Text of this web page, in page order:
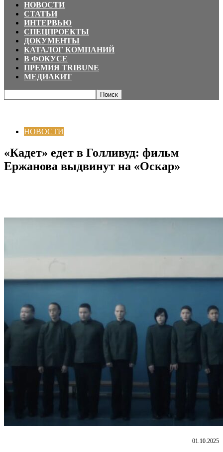
НОВОСТИ
СТАТЬИ
ИНТЕРВЬЮ
СПЕЦПРОЕКТЫ
ДОКУМЕНТЫ
КАТАЛОГ КОМПАНИЙ
В ФОКУСЕ
ПРЕМИЯ TRIBUNE
МЕДИАКИТ
НОВОСТИ
«Кадет» едет в Голливуд: фильм
Ержанова выдвинут на «Оскар»
01.10.2025